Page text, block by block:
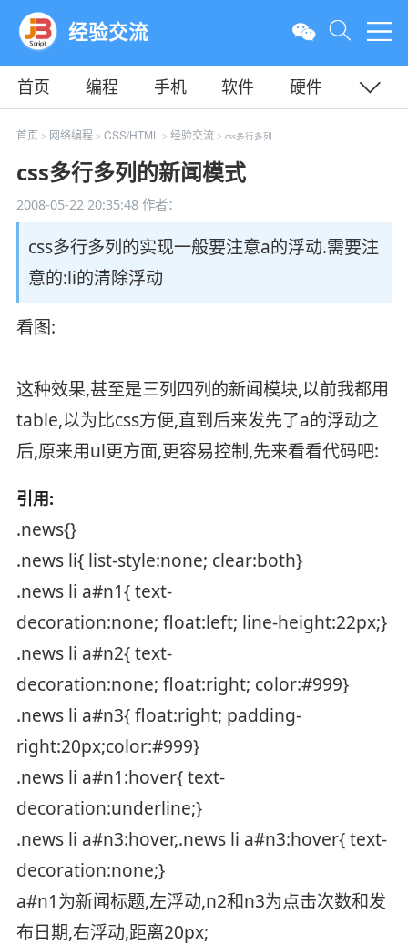
经验交流
首页 编程 手机 软件
硬件
教程
平面 服务器
首页 > 网络编程 > CSS/HTML > 经验交流> css多行多列
css多行多列的新闻模式
2008-05-22 20:35:48作者：
css多行多列的实现一般要注意a的浮动.需要注
意的:li的清除浮动
看图:
这种效果,甚至是三列四列的新闻模块,以前我都用
table,以为比css方便,直到后来发先了a的浮动之
后,原来用ul更方面,更容易控制,先来看看代码吧:
引用:
.news{}
.news li{ list-style:none; clear:both}
.news li a#n1{ text-
decoration:none; float:left; line-height:22px;}
.news li a#n2{ text-
decoration:none; float:right; color:#999}
.news li a#n3{ float:right; padding-
right:20px;color:#999}
.news li a#n1:hover{ text-
decoration:underline;}
.news li a#n3:hover,.news li a#n3:hover{ text-
decoration:none;}
a#n1为新闻标题,左浮动,n2和n3为点击次数和发
布日期,右浮动,距离20px;